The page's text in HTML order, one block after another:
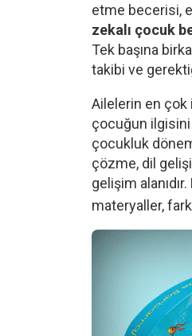
etme becerisi,
zekalı çocuk
Tek başına
takibi ve
Ailelerin en çok
çocuğun ilgisini
çocukluk
çözme, dil
gelişim
materyaller,